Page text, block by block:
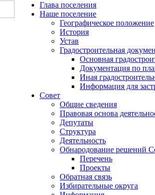
Глава поселения
Наше поселение
Географическое положение
История
Устав
Градостроительная
Основная
Документация по
Иная
Информация для
Совет
Общие сведения
Правовая основа
Депутаты
Структура
Деятельность
Обнародование решений
Перечень
Проекты
Обратная связь
Избирательные округа